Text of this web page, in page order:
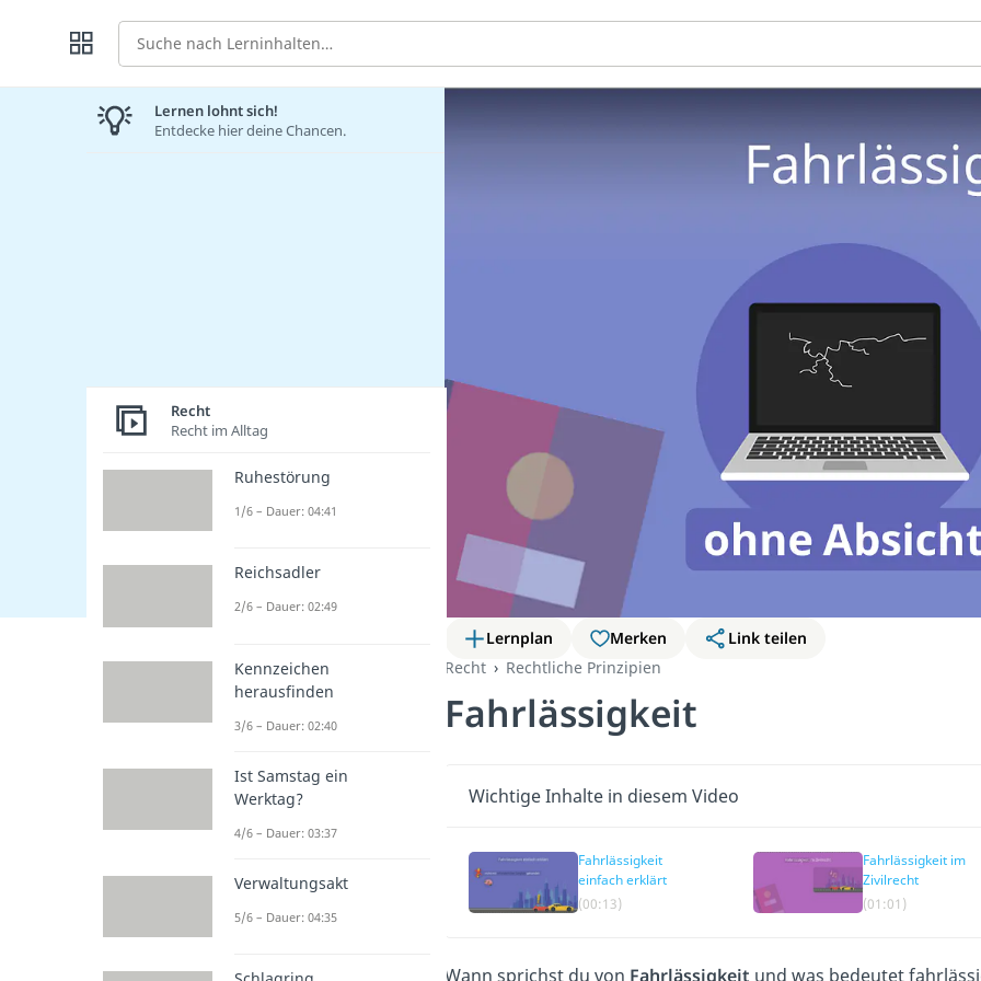
Suche
Lernplan Merken
Link teilen
Recht
Rechtliche Prinzipien
Fahrlässigkeit
Wichtige Inhalte in diesem Video
Fahrlässigkeit
einfach erklärt
(00:13)
Fahrlässigkeit im
Zivilrecht
(01:01)
Wann sprichst du von Fahrlässigkeit und was bedeutet
Lernen lohnt sich!
Entdecke hier deine Chancen.
Recht
Recht im Alltag
Ruhestörung
1/6 – Dauer: 04:41
Reichsadler
2/6 – Dauer: 02:49
Kennzeichen
herausfinden
3/6 – Dauer: 02:40
Ist Samstag ein
Werktag?
4/6 – Dauer: 03:37
Verwaltungsakt
5/6 – Dauer: 04:35